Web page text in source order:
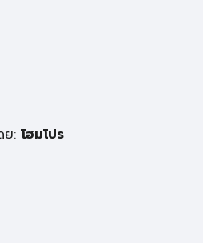
ย: โฮมโปร